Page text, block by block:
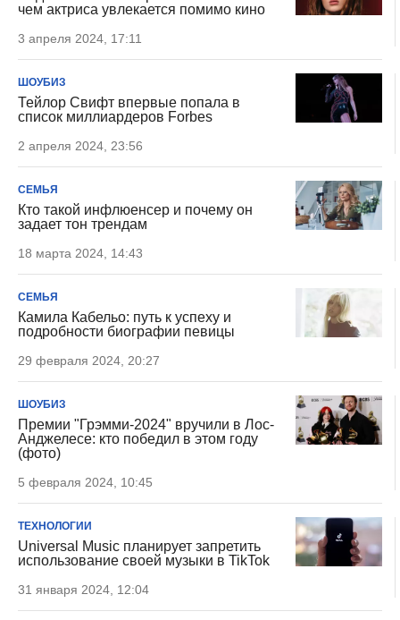
чем актриса увлекается помимо кино
3 апреля 2024, 17:11
ШОУБИЗ
Тейлор Свифт впервые попала в
список миллиардеров Forbes
2 апреля 2024, 23:56
СЕМЬЯ
Кто такой инфлюенсер и почему он
задает тон трендам
18 марта 2024, 14:43
СЕМЬЯ
Камила Кабельо: путь к успеху и
подробности биографии певицы
29 февраля 2024, 20:27
ШОУБИЗ
Премии "Грэмми-2024" вручили в Лос-
Анджелесе: кто победил в этом году
(фото)
5 февраля 2024, 10:45
ТЕХНОЛОГИИ
Universal Music планирует запретить
использование своей музыки в TikTok
31 января 2024, 12:04